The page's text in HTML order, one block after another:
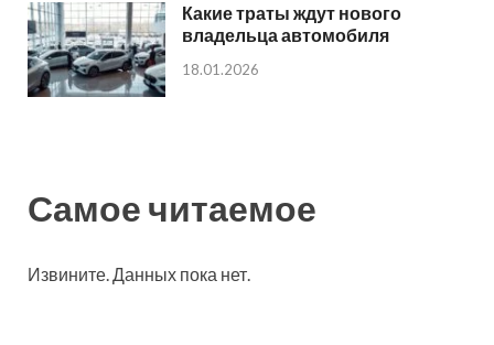
Какие траты ждут нового
владельца автомобиля
18.01.2026
Самое читаемое
Извините. Данных пока нет.